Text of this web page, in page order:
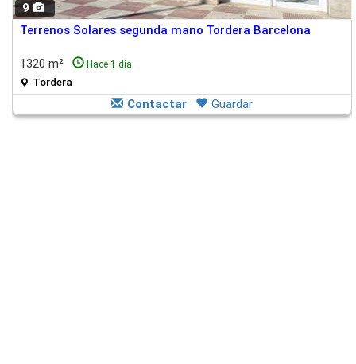
9
Terrenos Solares segunda mano Tordera Barcelona
1320 m² Hace 1 día
Tordera
Contactar Guardar